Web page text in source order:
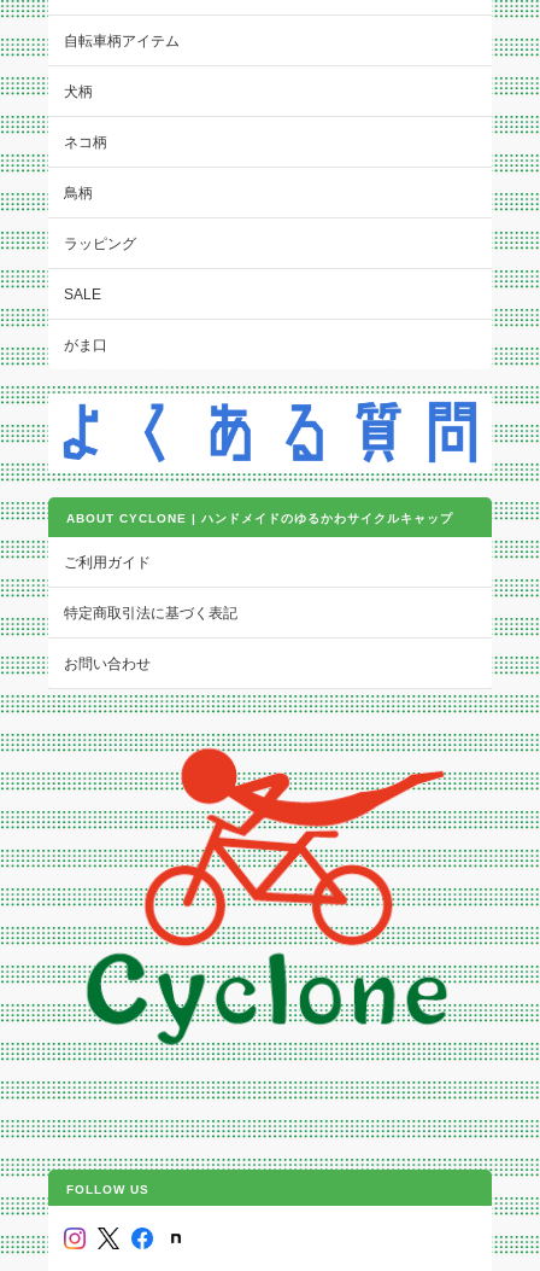
自転車柄アイテム
犬柄
ネコ柄
鳥柄
ラッピング
SALE
がま口
ABOUT CYCLONE | ハンドメイドのゆるかわサイクルキャップ
ご利用ガイド
特定商取引法に基づく表記
お問い合わせ
FOLLOW US